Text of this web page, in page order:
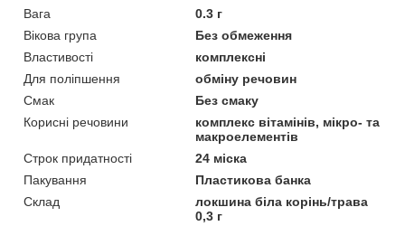
Вага
0.3 г
Вікова група
Без обмеження
Властивості
комплексні
Для поліпшення
обміну речовин
Смак
Без смаку
Корисні речовини
комплекс вітамінів, мікро- та
макроелементів
Строк придатності
24 міска
Пакування
Пластикова банка
Склад
локшина біла корінь/трава
0,3 г